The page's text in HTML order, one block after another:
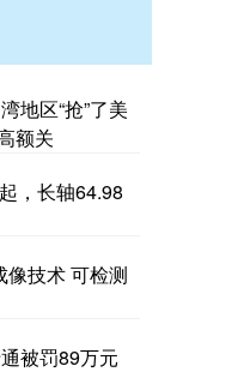
地区“抢”了美
额关
，长轴64.98
技术 可检测
被罚89万元